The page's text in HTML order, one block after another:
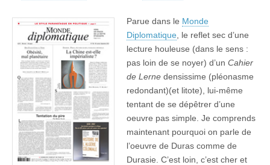
Parue dans le Monde
Diplomatique , le reflet sec d’une
lecture houleuse (dans le sens :
pas loin de se noyer) d’un Cahier
de Lerne densissime (pléonasme
redondant)(et litote), lui-même
tentant de se dépêtrer d’une
oeuvre pas simple. Je comprends
maintenant pourquoi on parle de
l’oeuvre de Duras comme de
Durasie. C’est loin, c’est cher et